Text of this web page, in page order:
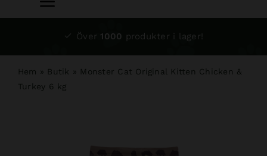
Toggle
Navigation
Hundsalong
Över 1000 produkter i lager!
Hem » Butik » Monster Cat Original Kitten Chicken &
Turkey 6 kg